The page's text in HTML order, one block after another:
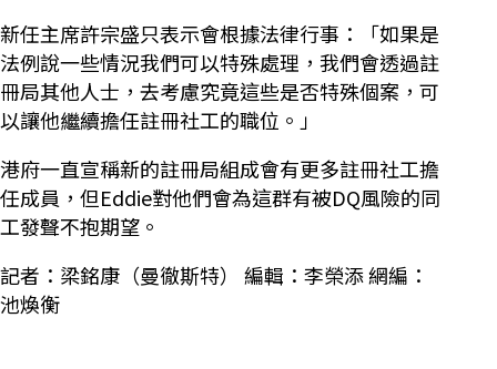
新任主席許宗盛只表示會根據法律行事：「如果是
法例說一些情況我們可以特殊處理，我們會透過註
冊局其他人士，去考慮究竟這些是否特殊個案，可
以讓他繼續擔任註冊社工的職位。」
港府一直宣稱新的註冊局組成會有更多註冊社工擔
任成員，但Eddie對他們會為這群有被DQ風險的同
工發聲不抱期望。
記者：梁銘康（曼徹斯特） 編輯：李榮添 網編：
池煥衡